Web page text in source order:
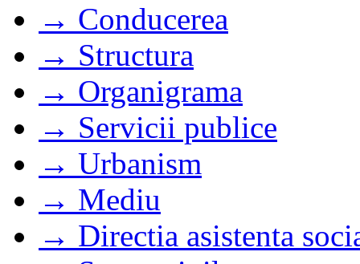
→ Conducerea
→ Structura
→ Organigrama
→ Servicii publice
→ Urbanism
→ Mediu
→ Directia asistenta